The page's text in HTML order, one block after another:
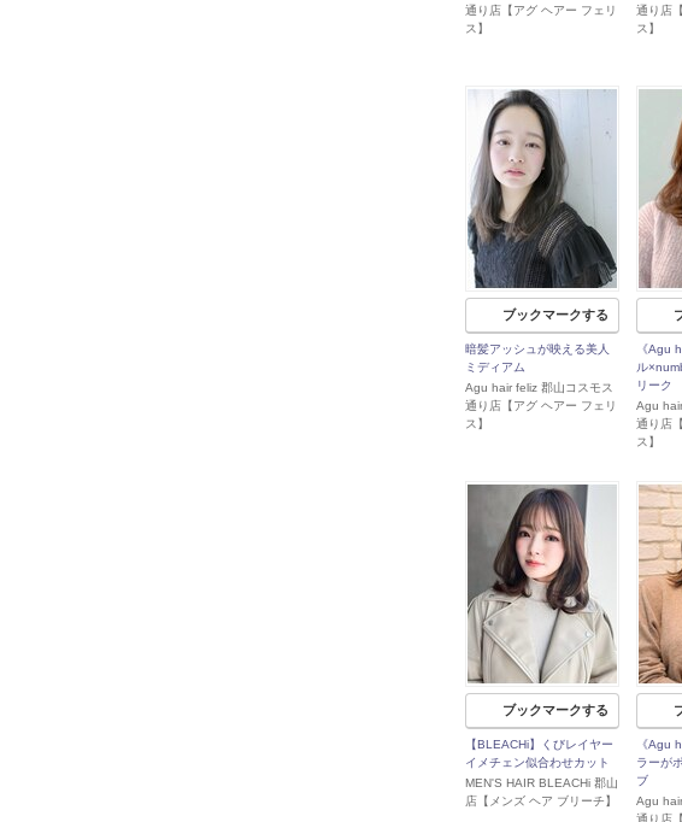
通り店【アグ ヘアー フェリ
ス】
通り店
ス】
ブックマークする
暗髪アッシュが映える美人
ミディアム
Agu hair feliz 郡山コスモス
通り店【アグ ヘアー フェリ
ス】
《Agu
ル
リーク
Agu
通り店
ス】
ブックマークする
【BLEACHi】くびレイヤー
イメチェン似合わせカット
MEN'S HAIR BLEACHi 郡山
店【メンズ ヘア ブリーチ】
《Agu
ラーが
ブ
Agu
通り店